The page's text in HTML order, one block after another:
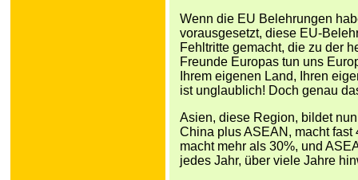
Wenn die EU Belehrungen
vorausgesetzt, diese EU-
Fehltritte gemacht, die zu der
Freunde Europas tun uns
Ihrem eigenen Land, Ihren
ist unglaublich! Doch genau
Asien, diese Region, bildet
China plus ASEAN, macht
macht mehr als 30%, und
jedes Jahr, über viele Jahre